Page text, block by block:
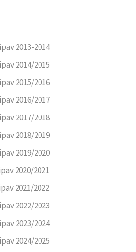
2013-2014
2014/2015
2015/2016
2016/2017
2017/2018
2018/2019
2019/2020
2020/2021
2021/2022
2022/2023
2023/2024
2024/2025